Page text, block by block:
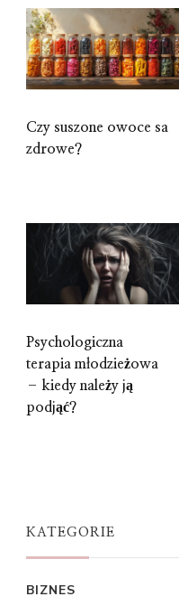
Czy suszone owoce sa
zdrowe?
Psychologiczna
terapia młodzieżowa
– kiedy należy ją
podjąć?
KATEGORIE
BIZNES